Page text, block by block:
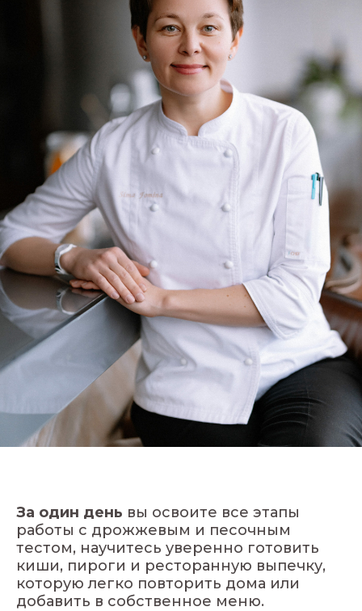
За один день вы освоите все этапы
работы с дрожжевым и песочным
тестом, научитесь уверенно готовить
киши, пироги и ресторанную выпечку,
которую легко повторить дома или
добавить в собственное меню.